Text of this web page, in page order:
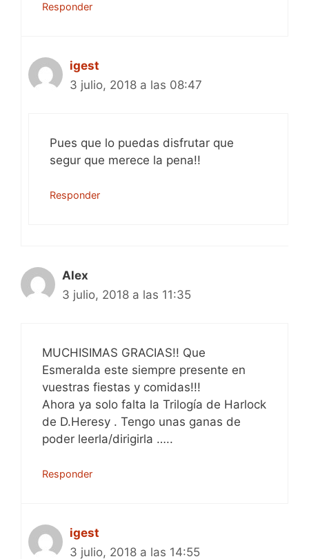
Responder
igest
3 julio, 2018 a las 08:47
Pues que lo puedas disfrutar que
segur que merece la pena!!
Responder
Alex
3 julio, 2018 a las 11:35
MUCHISIMAS GRACIAS!! Que
Esmeralda este siempre presente en
vuestras fiestas y comidas!!!
Ahora ya solo falta la Trilogía de Harlock
de D.Heresy . Tengo unas ganas de
poder leerla/dirigirla …..
Responder
igest
3 julio, 2018 a las 14:55